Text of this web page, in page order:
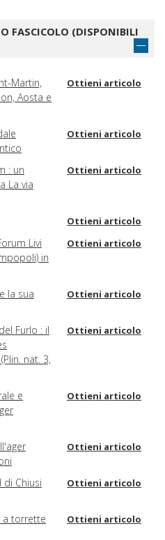
FASCICOLO (DISPONIBILI
Martin,
Aosta e
Ottieni articolo
Ottieni articolo
: un
La via
Ottieni articolo
Ottieni articolo
Livi
in
Ottieni articolo
la sua
Ottieni articolo
Furlo : il
nat. 3,
Ottieni articolo
e
Ottieni articolo
Ottieni articolo
Chiusi
Ottieni articolo
a torrette
Ottieni articolo